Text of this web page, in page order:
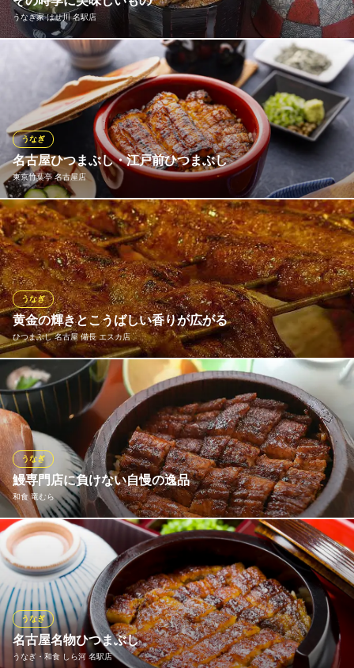
イチビキ
うなぎ料理のお店
地下鉄桜通線国際センター駅 徒歩8分
愛知県名古屋市中村区名駅南1-3-16
うなぎ家 はせ川 名駅店
確かな腕を持つ職人がこだわりの備長炭で、表面サクッと中はふ
っくらジューシーに焼き上げ、20年継ぎ足した自慢のたれをまと
わせます。1尾1尾丁寧に心を込めて仕上げた絶妙なうなぎをご堪
能ください。
うなぎ家 はせ川 名駅店
本格炭火 旬のうなぎ
ＪＲ名古屋駅 徒歩5分
愛知県名古屋市中村区名駅3-18-13 キムラビル
名古屋ひつまぶし・江戸前ひつまぶし
東京竹葉亭 名古屋店
うなぎ
名古屋ひつまぶし・江戸前ひつまぶしをご用意しております。鰻
の焼き方とタレの違いがあり、名古屋ひつまぶしは蒸さずに生か
ら香ばしく焼き上げ、タレはたまり醤油と氷砂糖を使用した濃厚
な甘口。江戸前ひつまぶしは一度蒸してから焼き上げるので柔ら
かい仕上がりで、タレは醤油とみりんだけのあっさりした味。
東京竹葉亭 名古屋店
鰻・日本料理
ＪＲ名古屋駅 徒歩1分
愛知県名古屋市中村区名駅1-1-4 JRセントラルタワーズ12F
黄金の輝きとこうばしい香りが広がる
ひつまぶし 名古屋 備長 エスカ店
うなぎ
関東では少ない「地焼き」が特長。蒸しの工程はなく、強火の遠
火で焼き上げる名古屋名物“びんちょうひつまぶし”。 豊かな醸造
文化を持つ地元愛知の「たまり醤油とみりん」が、他にはないこ
うばしさと輝きをまとわせます。皮はぱりっとしながら、身はし
っとり旨みを抱えながらほどけていく鰻をご堪能ください。
ひつまぶし 名古屋 備長 エスカ店
名古屋ひつまぶし専門店
ＪＲ名古屋駅 徒歩1分
愛知県名古屋市中村区椿町6-9 エスカ地下街
鰻専門店に負けない自慢の逸品
和食 竜むら
うなぎ
こだわり抜いた熟練の技と調理で鰻専門店に負けない味をご提供
します。焼き加減は外はパリッと、中はふんわり焼き上げます。
名古屋名物ひつまぶしは１杯目はまずそのまま鰻丼で、２杯目は
鰻丼に薬味を使って。３杯目は鰻丼に薬味とお出汁でお茶漬け風
に。厳選された国産特選米のご飯とともに極上の時間をお楽しみ
ください。
名古屋名物ひつまぶし
うなぎ・和食 しら河 名駅店
うなぎ